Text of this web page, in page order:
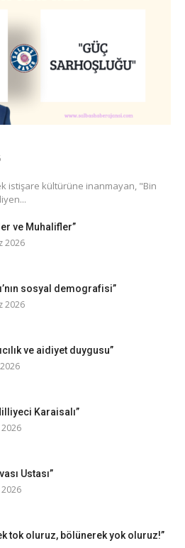
istişare kültürüne inanmayan, "Bin
ve Muhalifler”
2026
sosyal demografisi”
2026
ve aidiyet duygusu”
Karaisalı”
Ustası”
tok oluruz, bölünerek yok oluruz!”